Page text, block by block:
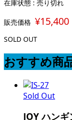
在庫状態 : 売り切れ
販売価格 ¥15,400
SOLD OUT
おすすめ商
Sold Out
JOY ハン